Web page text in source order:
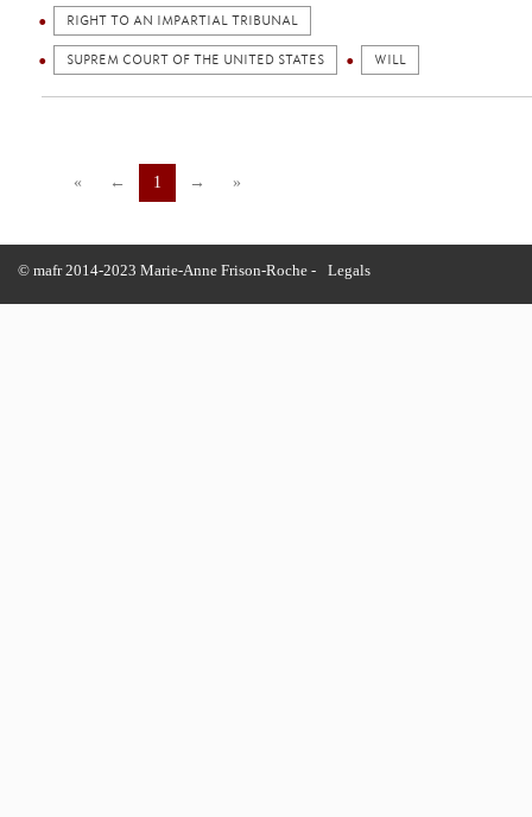
RIGHT TO AN IMPARTIAL TRIBUNAL
SUPREM COURT OF THE UNITED STATES WILL
« ← 1 → »
© mafr 2014-2023 Marie-Anne Frison-Roche - Legals